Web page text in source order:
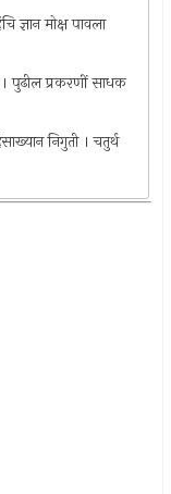
ज्ञान मोक्ष पावला
पुढील प्रकरणीं साधक
निगुती । चतुर्थ